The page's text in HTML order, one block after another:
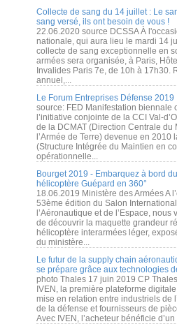
Collecte de sang du 14 juillet : Le
sang versé, ils ont besoin de vous !
22.06.2020 source DCSSA À
nationale, qui aura lieu le mardi 14
collecte de sang exceptionnelle en
armées sera organisée, à Paris,
Invalides Paris 7e, de 10h à 17h30.
annuel,...
Le Forum Entreprises Défense 2019
source: FED Manifestation biennale
l’initiative conjointe de la CCI Val-
de la DCMAT (Direction Centrale du
l’Armée de Terre) devenue en 2010
(Structure Intégrée du Maintien en
opérationnelle...
Bourget 2019 - Embarquez à bord
hélicoptère Guépard en 360°
18.06.2019 Ministère des Armées A
53ème édition du Salon
l’Aéronautique et de l’Espace, nous
de découvrir la maquette grandeur
hélicoptère interarmées léger,
du ministère...
Le futur de la supply chain
se prépare grâce aux technologies
photo Thales 17 juin 2019 CP
IVEN, la première plateforme
mise en relation entre industriels de
de la défense et fournisseurs de
Avec IVEN, l’acheteur bénéficie